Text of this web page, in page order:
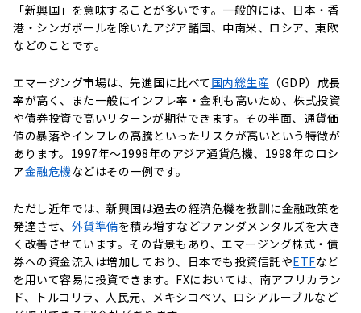
「新興国」を意味することが多いです。一般的には、日本・香
港・シンガポールを除いたアジア諸国、中南米、ロシア、東欧
などのことです。
エマージング市場は、先進国に比べて 国内総生産 （GDP）成長
率が高く、また一般にインフレ率・金利も高いため、株式投資
や債券投資で高いリターンが期待できます。その半面、通貨価
値の暴落やインフレの高騰といったリスクが高いという特徴が
あります。1997年～1998年のアジア通貨危機、1998年のロシ
ア金融危機などはその一例です。
ただし近年では、新興国は過去の経済危機を教訓に金融政策を
発達させ、 外貨準備を積み増すなどファンダメンタルズを大き
く改善させています。その背景もあり、エマージング株式・債
券への資金流入は増加しており、日本でも投資信託やETFなど
を用いて容易に投資できます。FXにおいては、南アフリカラン
ド、トルコリラ、人民元、メキシコペソ、ロシアルーブルなど